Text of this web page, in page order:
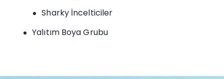
Sharky İncelticiler
Yalıtım Boya Grubu